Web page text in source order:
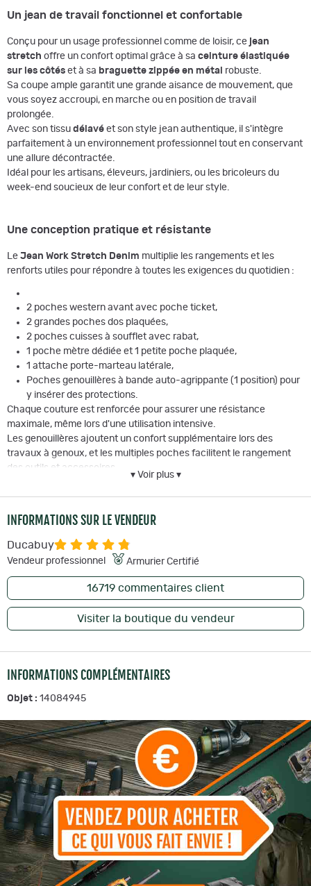
Un jean de travail fonctionnel et confortable
Conçu pour un usage professionnel comme de loisir, ce jean
stretch offre un confort optimal grâce à sa ceinture élastiquée
sur les côtés et à sa braguette zippée en métal robuste.
Sa coupe ample garantit une grande aisance de mouvement, que
vous soyez accroupi, en marche ou en position de travail
prolongée.
Avec son tissu délavé et son style jean authentique, il s'intègre
parfaitement à un environnement professionnel tout en conservant
une allure décontractée.
Idéal pour les artisans, éleveurs, jardiniers, ou les bricoleurs du
week-end soucieux de leur confort et de leur style.
Une conception pratique et résistante
Le Jean Work Stretch Denim multiplie les rangements et les
renforts utiles pour répondre à toutes les exigences du quotidien :
2 poches western avant avec poche ticket,
2 grandes poches dos plaquées,
2 poches cuisses à soufflet avec rabat,
1 poche mètre dédiée et 1 petite poche plaquée,
1 attache porte-marteau latérale,
Poches genouillères à bande auto-agrippante (1 position) pour
y insérer des protections.
Chaque couture est renforcée pour assurer une résistance
maximale, même lors d'une utilisation intensive.
Les genouillères ajoutent un confort supplémentaire lors des
travaux à genoux, et les multiples poches facilitent le rangement
des outils et accessoires.
Matière :
99 % coton, 1 % élasthanne - 410 g/m²
Coloris : Bleu denim stretch
Fermeture :Braguette zippée métal
Ceinture élastiquée, poches multiples, genouillères,
attache marteau
du 38 au 60
Les avantages du Jean Work Stretch Denim
Look jean moderne et professionnel
Grande résistance grâce au tissu denim épais
Confort de mouvement avec ceinture élastiquée et stretch
Multiples poches pratiques pour outils et accessoires
Renforts genoux avec emplacement pour protections
Durabilité et finitions soignées
FAQ - Jean de travail Work Stretch Denim
Le jean Work Stretch Denim convient-il à un usage
professionnel intensif ?
▾ Voir plus ▾
INFORMATIONS SUR LE VENDEUR
Ducabuy
Vendeur professionnel Armurier Certifié
16719 commentaires client
Visiter la boutique du vendeur
INFORMATIONS COMPLÉMENTAIRES
Objet : 14084945